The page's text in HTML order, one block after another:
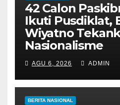
42 Calon
Ikuti Pusdiklat,
Wiyatno
Nasionalisme
AGU 6, 2026 ADMIN
BERITA NASIONAL